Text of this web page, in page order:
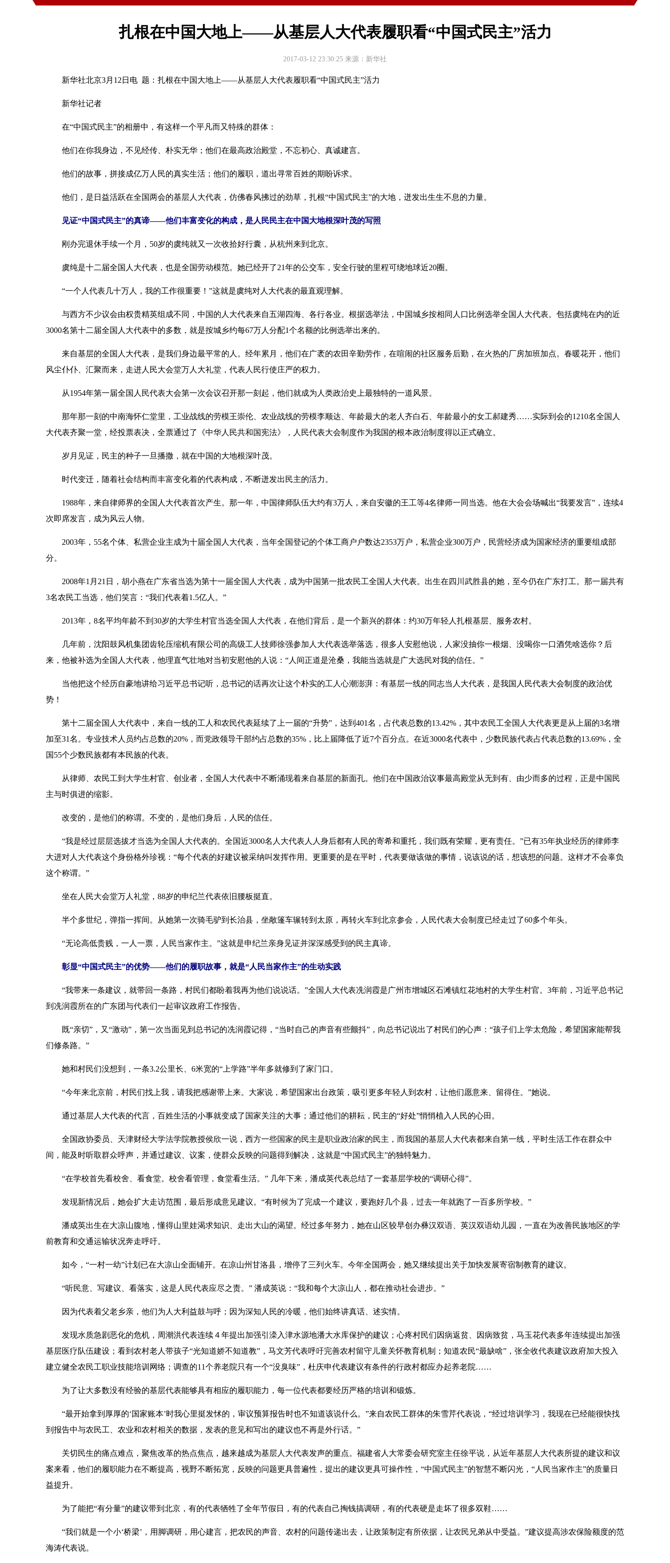
扎根在中国大地上——从基层人大代表履职看“中国式民主”活力
2017-03-12 23:30:25 来源：新华社
新华社北京3月12日电 题：扎根在中国大地上——从基层人大代表履职看“中国式民主”活力
新华社记者
在“中国式民主”的相册中，有这样一个平凡而又特殊的群体：
他们在你我身边，不见经传、朴实无华；他们在最高政治殿堂，不忘初心、真诚建言。
他们的故事，拼接成亿万人民的真实生活；他们的履职，道出寻常百姓的期盼诉求。
他们，是日益活跃在全国两会的基层人大代表，仿佛春风拂过的劲草，扎根“中国式民主”的大地，迸发出生生不息的力量。
见证“中国式民主”的真谛——他们丰富变化的构成，是人民民主在中国大地根深叶茂的写照
刚办完退休手续一个月，50岁的虞纯就又一次收拾好行囊，从杭州来到北京。
虞纯是十二届全国人大代表，也是全国劳动模范。她已经开了21年的公交车，安全行驶的里程可绕地球近20圈。
“一个人代表几十万人，我的工作很重要！”这就是虞纯对人大代表的最直观理解。
与西方不少议会由权贵精英组成不同，中国的人大代表来自五湖四海、各行各业。根据选举法，中国城乡按相同人口比例选举全国人大代表。包括虞纯在内的近
3000名第十二届全国人大代表中的多数，就是按城乡约每67万人分配1个名额的比例选举出来的。
来自基层的全国人大代表，是我们身边最平常的人。经年累月，他们在广袤的农田辛勤劳作，在喧闹的社区服务后勤，在火热的厂房加班加点。春暖花开，他们
风尘仆仆、汇聚而来，走进人民大会堂万人大礼堂，代表人民行使庄严的权力。
从1954年第一届全国人民代表大会第一次会议召开那一刻起，他们就成为人类政治史上最独特的一道风景。
那年那一刻的中南海怀仁堂里，工业战线的劳模王崇伦、农业战线的劳模李顺达、年龄最大的老人齐白石、年龄最小的女工郝建秀……实际到会的1210名全国人
大代表齐聚一堂，经投票表决，全票通过了《中华人民共和国宪法》，人民代表大会制度作为我国的根本政治制度得以正式确立。
岁月见证，民主的种子一旦播撒，就在中国的大地根深叶茂。
时代变迁，随着社会结构而丰富变化着的代表构成，不断迸发出民主的活力。
1988年，来自律师界的全国人大代表首次产生。那一年，中国律师队伍大约有3万人，来自安徽的王工等4名律师一同当选。他在大会会场喊出“我要发言”，连续4
次即席发言，成为风云人物。
2003年，55名个体、私营企业主成为十届全国人大代表，当年全国登记的个体工商户户数达2353万户，私营企业300万户，民营经济成为国家经济的重要组成部
分。
2008年1月21日，胡小燕在广东省当选为第十一届全国人大代表，成为中国第一批农民工全国人大代表。出生在四川武胜县的她，至今仍在广东打工。那一届共有
3名农民工当选，他们笑言：“我们代表着1.5亿人。”
2013年，8名平均年龄不到30岁的大学生村官当选全国人大代表，在他们背后，是一个新兴的群体：约30万年轻人扎根基层、服务农村。
几年前，沈阳鼓风机集团齿轮压缩机有限公司的高级工人技师徐强参加人大代表选举落选，很多人安慰他说，人家没抽你一根烟、没喝你一口酒凭啥选你？后
来，他被补选为全国人大代表，他理直气壮地对当初安慰他的人说：“人间正道是沧桑，我能当选就是广大选民对我的信任。”
当他把这个经历自豪地讲给习近平总书记听，总书记的话再次让这个朴实的工人心潮澎湃：有基层一线的同志当人大代表，是我国人民代表大会制度的政治优
势！
第十二届全国人大代表中，来自一线的工人和农民代表延续了上一届的“升势”，达到401名，占代表总数的13.42%，其中农民工全国人大代表更是从上届的3名增
加至31名。专业技术人员约占总数的20%，而党政领导干部约占总数的35%，比上届降低了近7个百分点。在近3000名代表中，少数民族代表占代表总数的13.69%，全
国55个少数民族都有本民族的代表。
从律师、农民工到大学生村官、创业者，全国人大代表中不断涌现着来自基层的新面孔。他们在中国政治议事最高殿堂从无到有、由少而多的过程，正是中国民
主与时俱进的缩影。
改变的，是他们的称谓。不变的，是他们身后，人民的信任。
“我是经过层层选拔才当选为全国人大代表的。全国近3000名人大代表人人身后都有人民的寄希和重托，我们既有荣耀，更有责任。”已有35年执业经历的律师李
大进对人大代表这个身份格外珍视：“每个代表的好建议被采纳叫发挥作用。更重要的是在平时，代表要做该做的事情，说该说的话，想该想的问题。这样才不会辜负
这个称谓。”
坐在人民大会堂万人礼堂，88岁的申纪兰代表依旧腰板挺直。
半个多世纪，弹指一挥间。从她第一次骑毛驴到长治县，坐敞篷车辗转到太原，再转火车到北京参会，人民代表大会制度已经走过了60多个年头。
“无论高低贵贱，一人一票，人民当家作主。”这就是申纪兰亲身见证并深深感受到的民主真谛。
彰显“中国式民主”的优势——他们的履职故事，就是“人民当家作主”的生动实践
“我带来一条建议，就带回一条路，村民们都盼着我再为他们说说话。”全国人大代表冼润霞是广州市增城区石滩镇红花地村的大学生村官。3年前，习近平总书记
到冼润霞所在的广东团与代表们一起审议政府工作报告。
既“亲切”，又“激动”，第一次当面见到总书记的冼润霞记得，“当时自己的声音有些颤抖”，向总书记说出了村民们的心声：“孩子们上学太危险，希望国家能帮我
们修条路。”
她和村民们没想到，一条3.2公里长、6米宽的“上学路”半年多就修到了家门口。
“今年来北京前，村民们找上我，请我把感谢带上来。大家说，希望国家出台政策，吸引更多年轻人到农村，让他们愿意来、留得住。”她说。
通过基层人大代表的代言，百姓生活的小事就变成了国家关注的大事；通过他们的耕耘，民主的“好处”悄悄植入人民的心田。
全国政协委员、天津财经大学法学院教授侯欣一说，西方一些国家的民主是职业政治家的民主，而我国的基层人大代表都来自第一线，平时生活工作在群众中
间，能及时听取群众呼声，并通过建议、议案，使群众反映的问题得到解决，这就是“中国式民主”的独特魅力。
“在学校首先看校舍、看食堂。校舍看管理，食堂看生活。” 几年下来，潘成英代表总结了一套基层学校的“调研心得”。
发现新情况后，她会扩大走访范围，最后形成意见建议。“有时候为了完成一个建议，要跑好几个县，过去一年就跑了一百多所学校。”
潘成英出生在大凉山腹地，懂得山里娃渴求知识、走出大山的渴望。经过多年努力，她在山区较早创办彝汉双语、英汉双语幼儿园，一直在为改善民族地区的学
前教育和交通运输状况奔走呼吁。
如今，“一村一幼”计划已在大凉山全面铺开。在凉山州甘洛县，增停了三列火车。今年全国两会，她又继续提出关于加快发展寄宿制教育的建议。
“听民意、写建议、看落实，这是人民代表应尽之责。” 潘成英说：“我和每个大凉山人，都在推动社会进步。”
因为代表着父老乡亲，他们为人大利益鼓与呼；因为深知人民的冷暖，他们始终讲真话、述实情。
发现水质急剧恶化的危机，周潮洪代表连续４年提出加强引滦入津水源地潘大水库保护的建议；心疼村民们因病返贫、因病致贫，马玉花代表多年连续提出加强
基层医疗队伍建设；看到农村老人带孩子“光知道娇不知道教”，马文芳代表呼吁完善农村留守儿童关怀教育机制；知道农民“最缺啥”，张全收代表建议政府加大投入
建立健全农民工职业技能培训网络；调查的11个养老院只有一个“没臭味”，杜庆申代表建议有条件的行政村都应办起养老院……
为了让大多数没有经验的基层代表能够具有相应的履职能力，每一位代表都要经历严格的培训和锻炼。
“最开始拿到厚厚的‘国家账本’时我心里挺发怵的，审议预算报告时也不知道该说什么。”来自农民工群体的朱雪芹代表说，“经过培训学习，我现在已经能很快找
到报告中与农民工、农业和农村相关的数据，发表的意见和写出的建议也不再是外行话。”
关切民生的痛点难点，聚焦改革的热点焦点，越来越成为基层人大代表发声的重点。福建省人大常委会研究室主任徐平说，从近年基层人大代表所提的建议和议
案来看，他们的履职能力在不断提高，视野不断拓宽，反映的问题更具普遍性，提出的建议更具可操作性，“中国式民主”的智慧不断闪光，“人民当家作主”的质量日
益提升。
为了能把“有分量”的建议带到北京，有的代表牺牲了全年节假日，有的代表自己掏钱搞调研，有的代表硬是走坏了很多双鞋……
“我们就是一个小‘桥梁’，用脚调研，用心建言，把农民的声音、农村的问题传递出去，让政策制定有所依据，让农民兄弟从中受益。”建议提高涉农保险额度的范
海涛代表说。